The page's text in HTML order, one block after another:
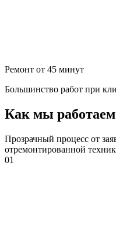
Ремонт от 45 минут
Большинство работ при
Как мы работаем
Прозрачный процесс от
отремонтированной
01